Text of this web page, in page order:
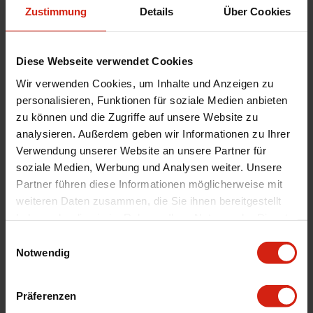
Zustimmung Details Über Cookies
Diese Webseite verwendet Cookies
Wir verwenden Cookies, um Inhalte und Anzeigen zu
personalisieren, Funktionen für soziale Medien anbieten
zu können und die Zugriffe auf unsere Website zu
analysieren. Außerdem geben wir Informationen zu Ihrer
Verwendung unserer Website an unsere Partner für
soziale Medien, Werbung und Analysen weiter. Unsere
Partner führen diese Informationen möglicherweise mit
weiteren Daten zusammen, die Sie ihnen bereitgestellt
Notwendig
Präferenzen
Vorne/Hinten
Vorne
Herstellercode
RT 4582-GL T1
Satz von 2
Automarkenname
Honda
Automodell Name
Civic,CRX,Del Sol
Universal
Nein
Version
T1 Sport geschlitzt
Technische Daten